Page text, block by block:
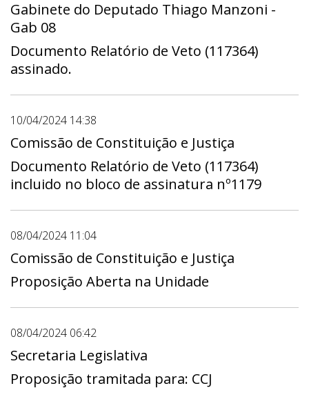
Gabinete do Deputado Thiago Manzoni -
Gab 08
Documento Relatório de Veto (117364)
assinado.
10/04/2024 14:38
Comissão de Constituição e Justiça
Documento Relatório de Veto (117364)
incluido no bloco de assinatura nº1179
08/04/2024 11:04
Comissão de Constituição e Justiça
Proposição Aberta na Unidade
08/04/2024 06:42
Secretaria Legislativa
Proposição tramitada para: CCJ